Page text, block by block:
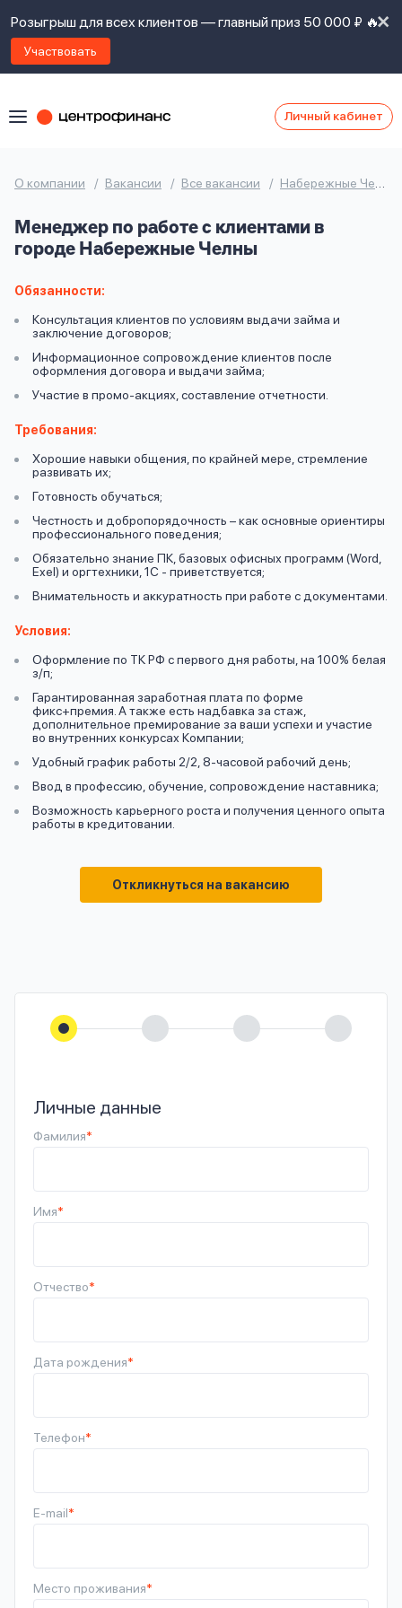
Розыгрыш для всех клиентов — главный приз 50 000 ₽ 🔥
Участвовать
Личный кабинет
О компании Вакансии Все вакансии Набережные Челны
Менеджер по работе с клиентами в
городе Набережные Челны
Обязанности:
Консультация клиентов по условиям выдачи займа и
заключение договоров;
Информационное сопровождение клиентов после
оформления договора и выдачи займа;
Участие в промо-акциях, составление отчетности.
Требования:
Хорошие навыки общения, по крайней мере, стремление
развивать их;
Готовность обучаться;
Честность и добропорядочность – как основные ориентиры
профессионального поведения;
Обязательно знание ПК, базовых офисных программ (Word,
Exel) и оргтехники, 1С - приветствуется;
Внимательность и аккуратность при работе с документами.
Условия:
Оформление по ТК РФ с первого дня работы, на 100% белая
з/п;
Гарантированная заработная плата по форме
фикс+премия. А также есть надбавка за стаж,
дополнительное премирование за ваши успехи и участие
во внутренних конкурсах Компании;
Удобный график работы 2/2, 8-часовой рабочий день;
Ввод в профессию, обучение, сопровождение наставника;
Возможность карьерного роста и получения ценного опыта
работы в кредитовании.
Откликнуться на вакансию
Личные данные
Фамилия*
Имя*
Отчество*
Дата рождения*
Телефон*
E-mail*
Место проживания*
Оформить заявку
Войти под другим номером
контакты
Задать
Ответы
на
Ок
Ок
Я
правилами
предоставления
политикой
даю
согласие
на
обработку
личных